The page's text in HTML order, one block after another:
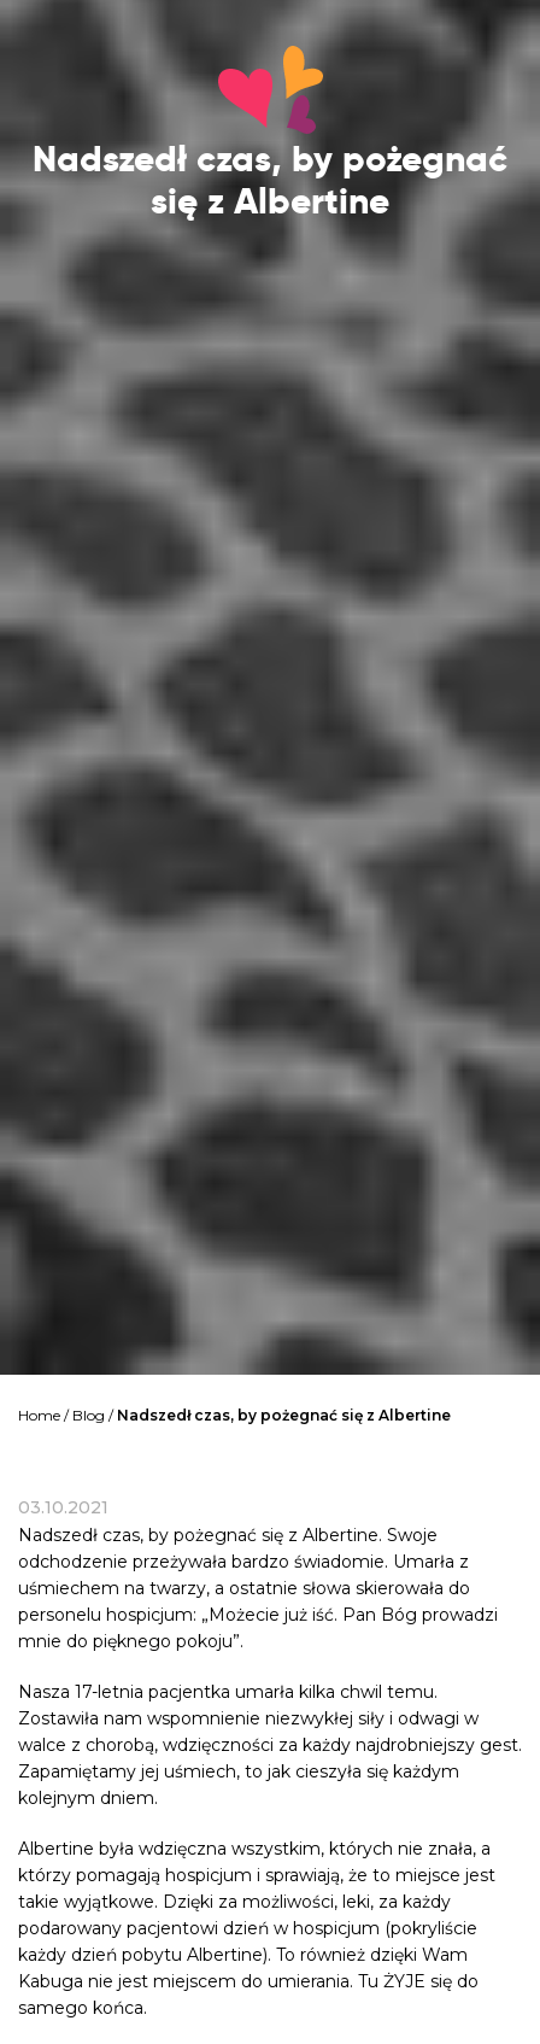
Nadszedł czas, by pożegnać
się z Albertine
Home / Blog / Nadszedł czas, by pożegnać się z Albertine
03.10.2021
Nadszedł czas, by pożegnać się z Albertine. Swoje
odchodzenie przeżywała bardzo świadomie. Umarła z
uśmiechem na twarzy, a ostatnie słowa skierowała do
personelu hospicjum: „Możecie już iść. Pan Bóg prowadzi
mnie do pięknego pokoju”.
Nasza 17-letnia pacjentka umarła kilka chwil temu.
Zostawiła nam wspomnienie niezwykłej siły i odwagi w
walce z chorobą, wdzięczności za każdy najdrobniejszy gest.
Zapamiętamy jej uśmiech, to jak cieszyła się każdym
kolejnym dniem.
Albertine była wdzięczna wszystkim, których nie znała, a
którzy pomagają hospicjum i sprawiają, że to miejsce jest
takie wyjątkowe. Dzięki za możliwości, leki, za każdy
podarowany pacjentowi dzień w hospicjum (pokryliście
każdy dzień pobytu Albertine). To również dzięki Wam
Kabuga nie jest miejscem do umierania. Tu ŻYJE się do
samego końca.